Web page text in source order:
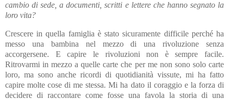
cambio di sede, a documenti, scritti e lettere che hanno segnato la
loro vita?
Crescere in quella famiglia è stato sicuramente difficile perché ha
messo una bambina nel mezzo di una rivoluzione senza
accorgersene. E capire le rivoluzioni non è sempre facile.
Ritrovarmi in mezzo a quelle carte che per me non sono solo carte
loro, ma sono anche ricordi di quotidianità vissute, mi ha fatto
capire molte cose di me stessa. Mi ha dato il coraggio e la forza di
decidere di raccontare come fosse una favola la storia di una